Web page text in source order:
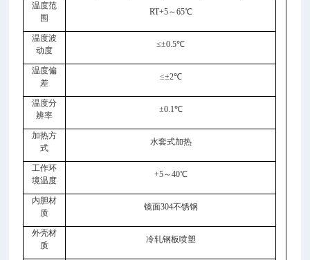
温度范
围
RT+5～65℃
温度波
动度
≤±0.5℃
温度偏
差
≤±2℃
温度分
辨率
±0.1℃
加热方
式
水套式加热
工作环
境温度
+5～40℃
内胆材
质
镜面304不锈钢
外壳材
质
冷轧钢板喷塑